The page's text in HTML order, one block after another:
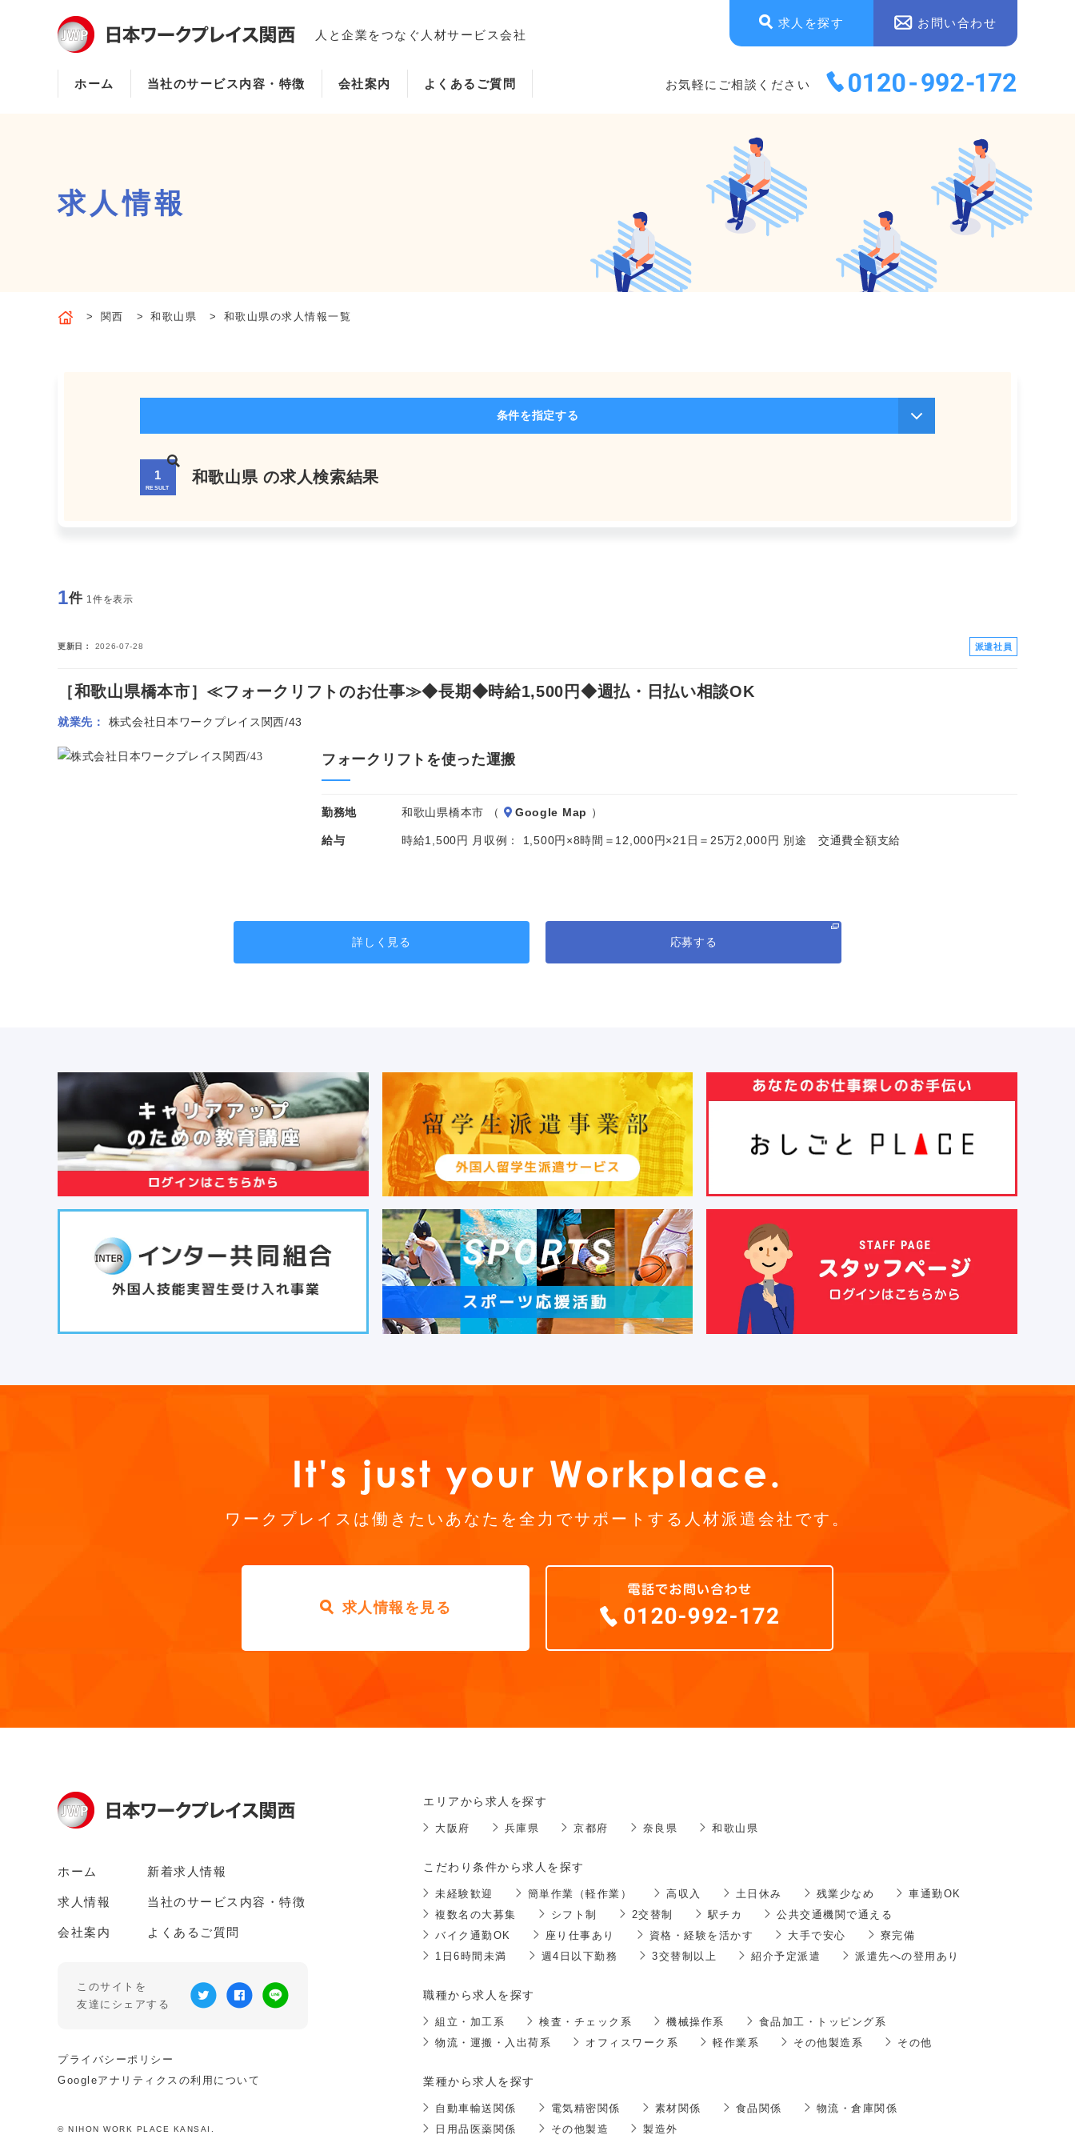
人と企業をつなぐ人材サービス会社
求人を探す お問い合わせ
ホーム 当社のサービス内容・特徴 会社案内 よくあるご質問 お気軽にご相談ください
当社のサービス内容・特徴
よくあるご質問
求人情報
関西 和歌山県 和歌山県の求人情報一覧
条件を指定する
1
RESULT
和歌山県 の求人検索結果
1件 1件を表示
更新日 2026-07-28 派遣社員
［和歌山県橋本市］≪フォークリフトのお仕事≫◆長期◆時給1,500円◆週払・日払い相談OK
就業先 株式会社日本ワークプレイス関西/43
フォークリフトを使った運搬
勤務地 和歌山県橋本市 （ Google Map ）
給与 時給1,500円 月収例： 1,500円×8時間＝12,000円×21日＝25万2,000円 別途 交通費全額支給
詳しく見る 応募する
ワークプレイスは働きたいあなたを全力でサポートする人材派遣会社です。
求人情報を見る
ホーム 新着求人情報
求人情報 当社のサービス内容・特徴
会社案内 よくあるご質問
このサイトを
友達にシェアする
プライバシーポリシー
Googleアナリティクスの利用について
© NIHON WORK PLACE KANSAI.
エリアから求人を探す
大阪府 兵庫県 京都府 奈良県 和歌山県
こだわり条件から求人を探す
未経験歓迎 簡単作業（軽作業） 高収入 土日休み 残業少なめ
車通勤OK
複数名の大募集
シフト制 2交替制 駅チカ
公共交通機関で通える
バイク通勤OK
座り仕事あり 資格・経験を活かす 大手で安心
寮完備
1日6時間未満
週4日以下勤務 3交替制以上 紹介予定派遣 派遣先への登用あり
職種から求人を探す
組立・加工系 検査・チェック系 機械操作系
食品加工・トッピング系
物流・運搬・入出荷系
オフィスワーク系 軽作業系 その他製造系 その他
業種から求人を探す
自動車輸送関係 電気精密関係 素材関係 食品関係
物流・倉庫関係
日用品医薬関係
その他製造 製造外